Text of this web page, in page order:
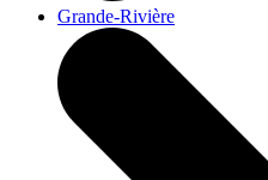
Grande-Rivière